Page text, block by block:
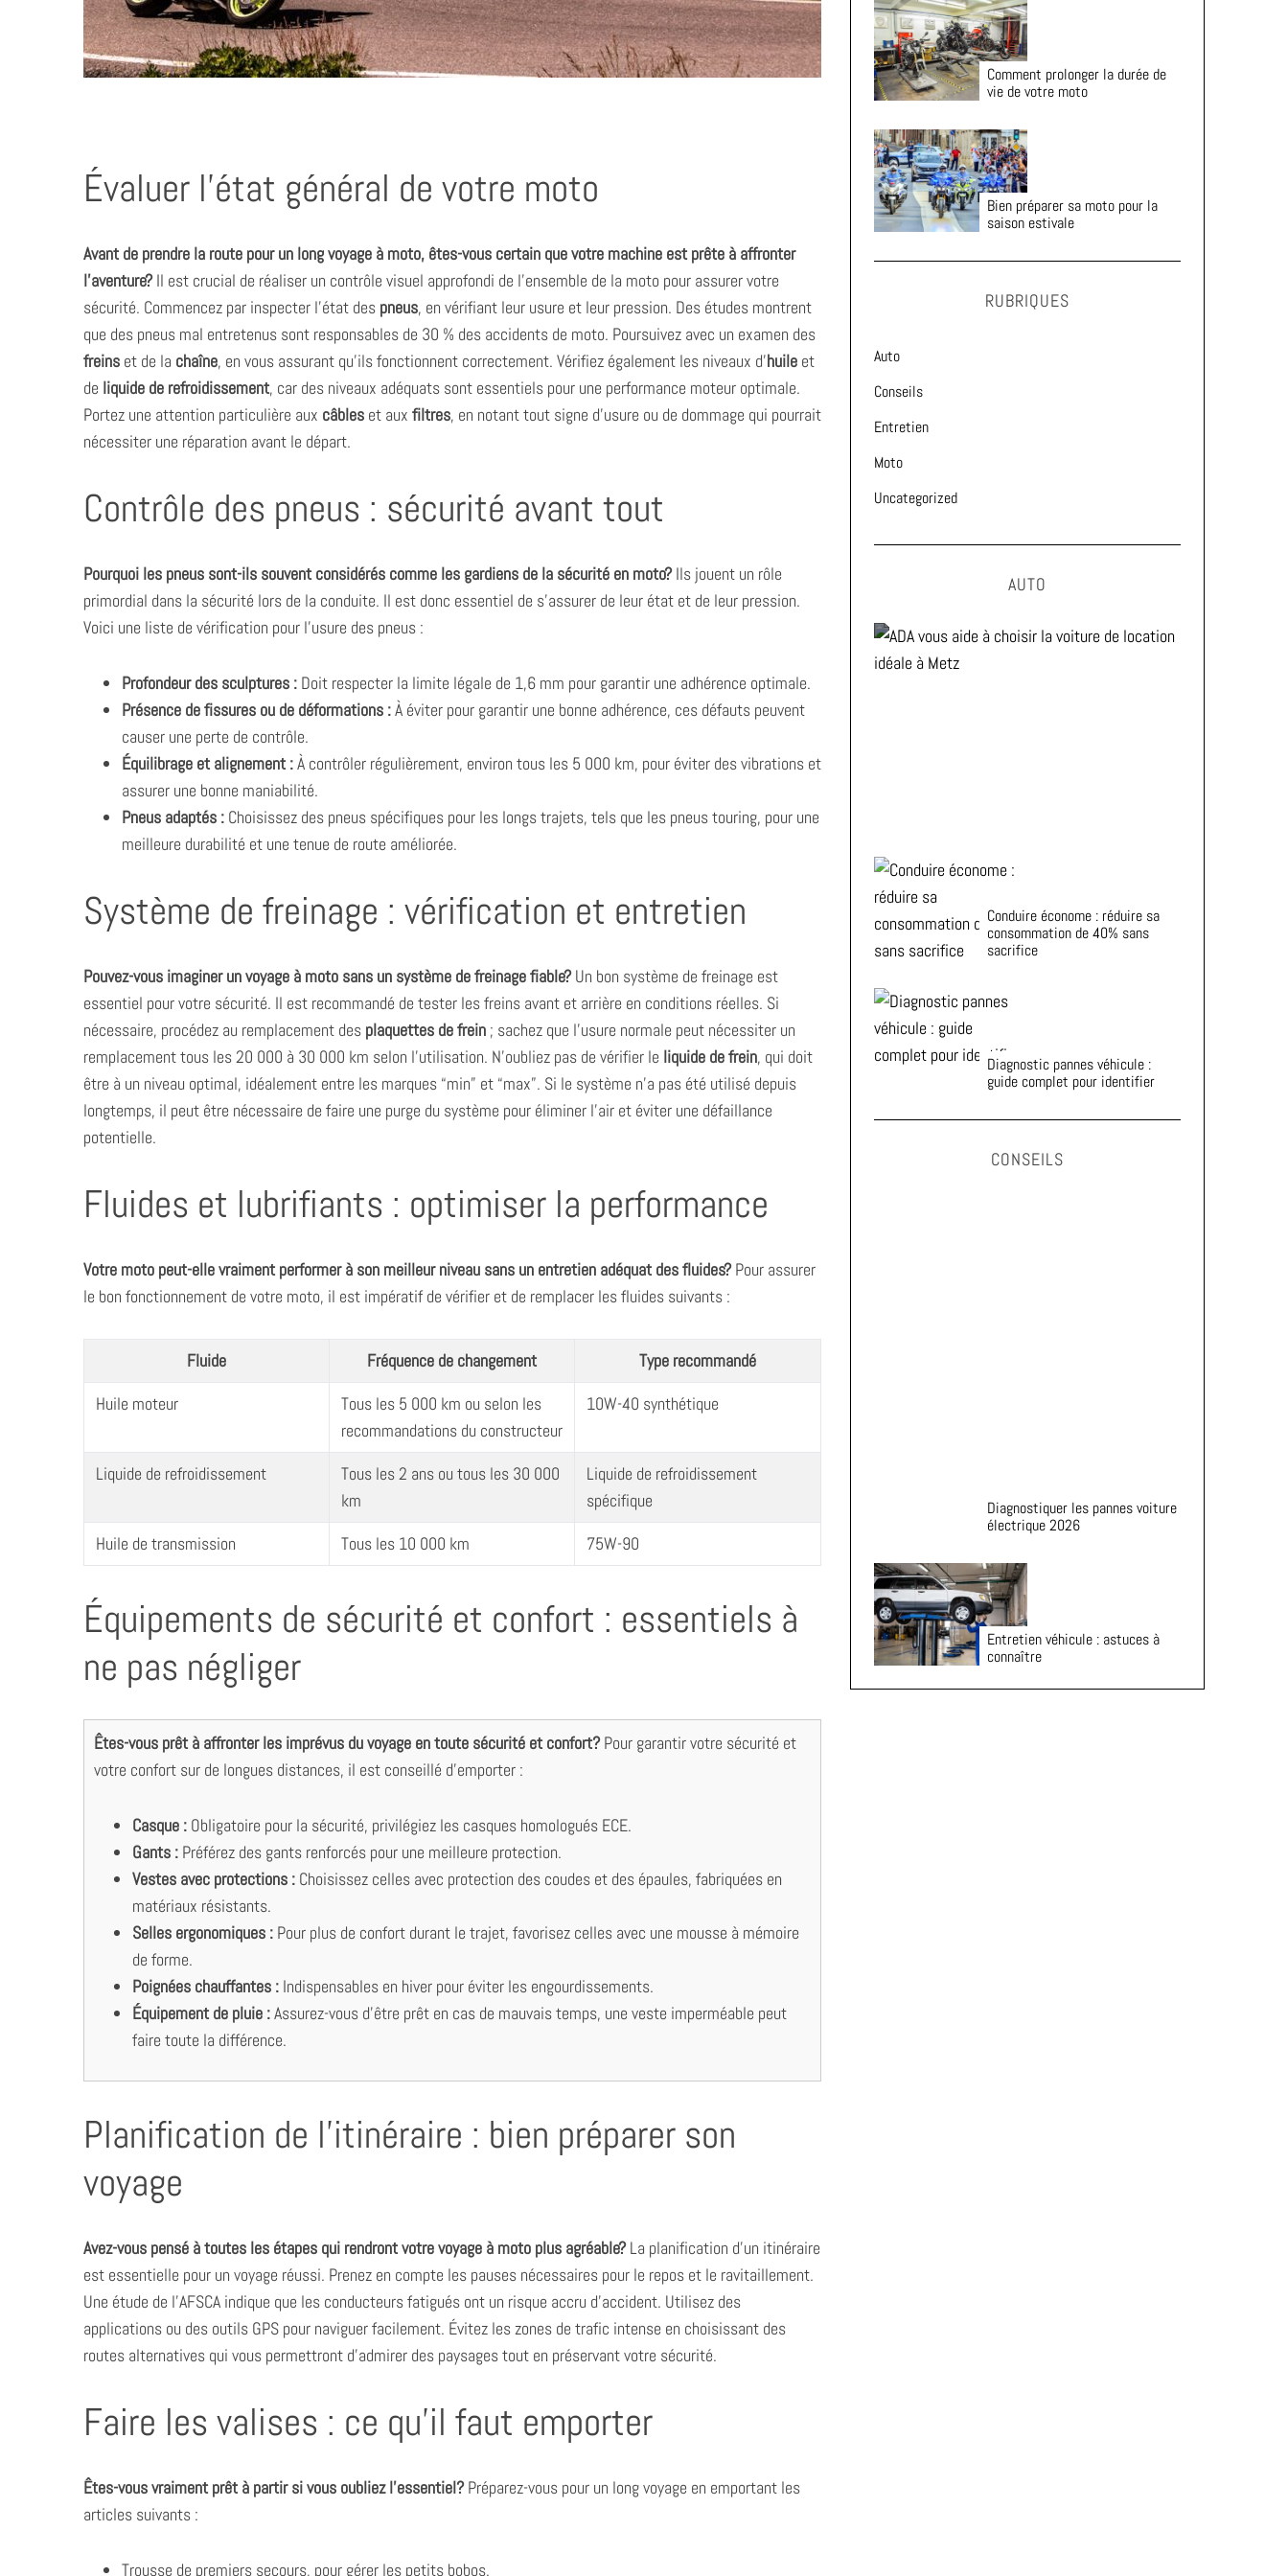
Évaluer l’état général de votre moto
Avant de prendre la route pour un long voyage à moto, êtes-vous certain que votre machine est prête à affronter
l’aventure?Il est crucial de réaliser un contrôle visuel approfondi de l’ensemble de la moto pour assurer votre
sécurité. Commencez par inspecter l’état des pneus, en vérifiant leur usure et leur pression. Des études montrent
que des pneus mal entretenus sont responsables de 30 % des accidents de moto. Poursuivez avec un examen des
freins et de la chaîne, en vous assurant qu’ils fonctionnent correctement. Vérifiez également les niveaux d’huile et
de liquide de refroidissement, car des niveaux adéquats sont essentiels pour une performance moteur optimale.
Portez une attention particulière aux câbles et aux filtres, en notant tout signe d’usure ou de dommage qui pourrait
nécessiter une réparation avant le départ.
Contrôle des pneus : sécurité avant tout
Pourquoi les pneus sont-ils souvent considérés comme les gardiens de la sécurité en moto?Ils jouent un rôle
primordial dans la sécurité lors de la conduite. Il est donc essentiel de s’assurer de leur état et de leur pression.
Voici une liste de vérification pour l’usure des pneus :
Profondeur des sculptures : Doit respecter la limite légale de 1,6 mm pour garantir une adhérence optimale.
Présence de fissures ou de déformations :À éviter pour garantir une bonne adhérence, ces défauts peuvent
causer une perte de contrôle.
Équilibrage et alignement :À contrôler régulièrement, environ tous les 5 000 km, pour éviter des vibrations et
assurer une bonne maniabilité.
Pneus adaptés : Choisissez des pneus spécifiques pour les longs trajets, tels que les pneus touring, pour une
meilleure durabilité et une tenue de route améliorée.
Système de freinage : vérification et entretien
Pouvez-vous imaginer un voyage à moto sans un système de freinage fiable?Un bon système de freinage est
essentiel pour votre sécurité. Il est recommandé de tester les freins avant et arrière en conditions réelles. Si
nécessaire, procédez au remplacement des plaquettes de frein ; sachez que l’usure normale peut nécessiter un
remplacement tous les 20 000 à 30 000 km selon l’utilisation. N’oubliez pas de vérifier le liquide de frein, qui doit
être à un niveau optimal, idéalement entre les marques “min” et “max”. Si le système n’a pas été utilisé depuis
longtemps, il peut être nécessaire de faire une purge du système pour éliminer l’air et éviter une défaillance
potentielle.
Fluides et lubrifiants : optimiser la performance
Votre moto peut-elle vraiment performer à son meilleur niveau sans un entretien adéquat des fluides?Pour assurer
le bon fonctionnement de votre moto, il est impératif de vérifier et de remplacer les fluides suivants :
Fluide Fréquence de changement
Type recommandé
Huile moteur
Tous les 5 000 km ou selon les
recommandations du constructeur
10W-40 synthétique
Liquide de refroidissement
Tous les 2 ans ou tous les 30 000
km
Liquide de refroidissement
spécifique
Huile de transmission
Tous les 10 000 km 75W-90
Équipements de sécurité et confort : essentiels à
ne pas négliger
Êtes-vous prêt à affronter les imprévus du voyage en toute sécurité et confort?Pour garantir votre sécurité et
votre confort sur de longues distances, il est conseillé d’emporter :
Casque : Obligatoire pour la sécurité, privilégiez les casques homologués ECE.
Gants : Préférez des gants renforcés pour une meilleure protection.
Vestes avec protections : Choisissez celles avec protection des coudes et des épaules, fabriquées en
matériaux résistants.
Selles ergonomiques : Pour plus de confort durant le trajet, favorisez celles avec une mousse à mémoire
de forme.
Poignées chauffantes : Indispensables en hiver pour éviter les engourdissements.
Équipement de pluie :Assurez-vous d’être prêt en cas de mauvais temps, une veste imperméable peut
faire toute la différence.
Planification de l’itinéraire : bien préparer son
voyage
Avez-vous pensé à toutes les étapes qui rendront votre voyage à moto plus agréable?La planification d’un itinéraire
est essentielle pour un voyage réussi. Prenez en compte les pauses nécessaires pour le repos et le ravitaillement.
Une étude de l’AFSCA indique que les conducteurs fatigués ont un risque accru d’accident. Utilisez des
applications ou des outils GPS pour naviguer facilement. Évitez les zones de trafic intense en choisissant des
routes alternatives qui vous permettront d’admirer des paysages tout en préservant votre sécurité.
Faire les valises : ce qu’il faut emporter
Êtes-vous vraiment prêt à partir si vous oubliez l’essentiel?Préparez-vous pour un long voyage en emportant les
articles suivants :
Trousse de premiers secours, pour gérer les petits bobos.
Comment prolonger la durée de
vie de votre moto
Bien préparer sa moto pour la
saison estivale
RUBRIQUES
Auto
Conseils
Entretien
Moto
Uncategorized
AUTO
Conduire économe : réduire sa
consommation de 40% sans
sacrifice
Diagnostic pannes véhicule :
guide complet pour identifier
CONSEILS
Diagnostiquer les pannes voiture
électrique 2026
Entretien véhicule : astuces à
connaître
e
a
c
h
f
o